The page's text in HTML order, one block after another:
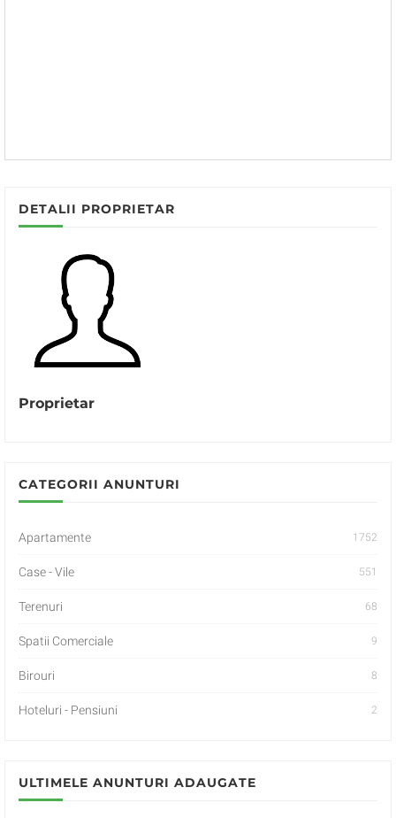
DETALII PROPRIETAR
Proprietar
CATEGORII ANUNTURI
Apartamente 1752
Case - Vile 551
Terenuri 68
Spatii Comerciale 9
Birouri 8
Hoteluri - Pensiuni 2
ULTIMELE ANUNTURI ADAUGATE